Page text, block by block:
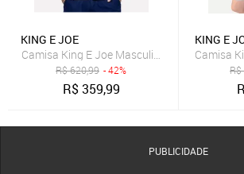
KING E JOE
Camisa King E Joe Masculina Regular Tricot
R$620,99 - 42%
R$359,99
KING E
Camisa
R$
PUBLICIDADE